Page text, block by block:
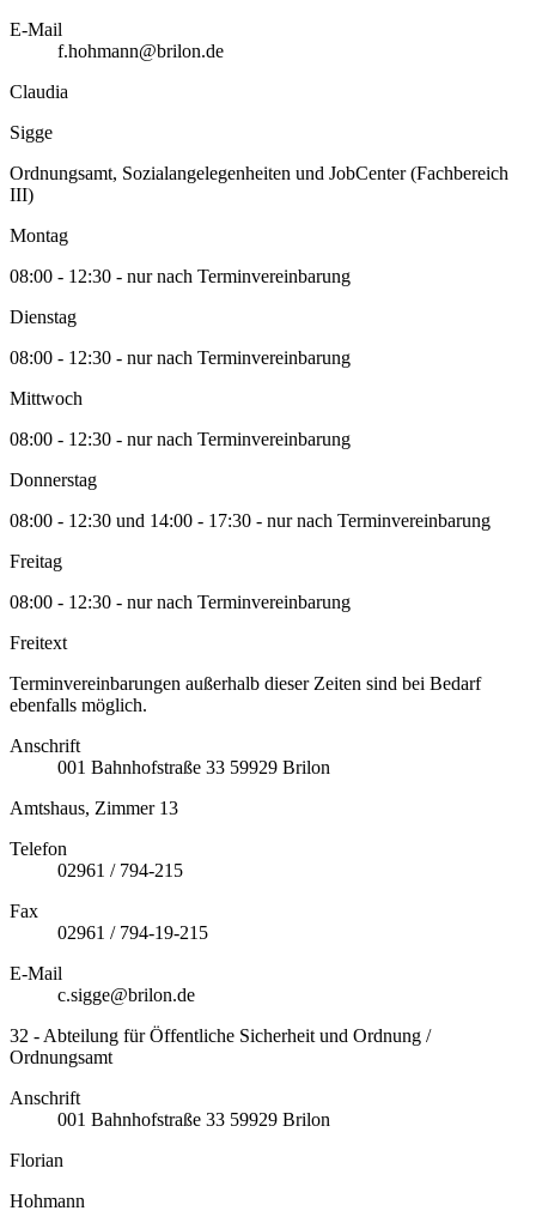
E-Mail
f.hohmann@brilon.de
Claudia
Sigge
Ordnungsamt, Sozialangelegenheiten und JobCenter (Fachbereich
III)
Montag
08:00 - 12:30 - nur nach Terminvereinbarung
Dienstag
08:00 - 12:30 - nur nach Terminvereinbarung
Mittwoch
08:00 - 12:30 - nur nach Terminvereinbarung
Donnerstag
08:00 - 12:30 und 14:00 - 17:30 - nur nach Terminvereinbarung
Freitag
08:00 - 12:30 - nur nach Terminvereinbarung
Freitext
Terminvereinbarungen außerhalb dieser Zeiten sind bei Bedarf
ebenfalls möglich.
Anschrift
001 Bahnhofstraße 33 59929 Brilon
Amtshaus, Zimmer 13
Telefon
02961 / 794-215
Fax
02961 / 794-19-215
E-Mail
c.sigge@brilon.de
32 - Abteilung für Öffentliche Sicherheit und Ordnung /
Ordnungsamt
Anschrift
001 Bahnhofstraße 33 59929 Brilon
Florian
Hohmann